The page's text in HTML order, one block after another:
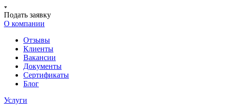
Подать заявку
О компании
Отзывы
Клиенты
Вакансии
Документы
Сертификаты
Блог
Услуги